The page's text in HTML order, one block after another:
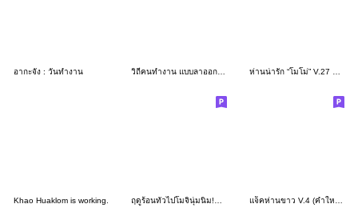
อากะจัง : วันทำงาน
Khao Huaklom is working. ฤดูร้อนทั่วไปโมจินุ่มนิ่ม!นกชิมะเอนากะ แจ็คห่านขาว V.4 (คำใหญ่ คำทำงาน)